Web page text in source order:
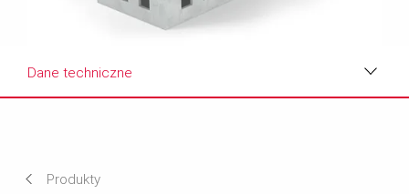
Dane techniczne
Produkty